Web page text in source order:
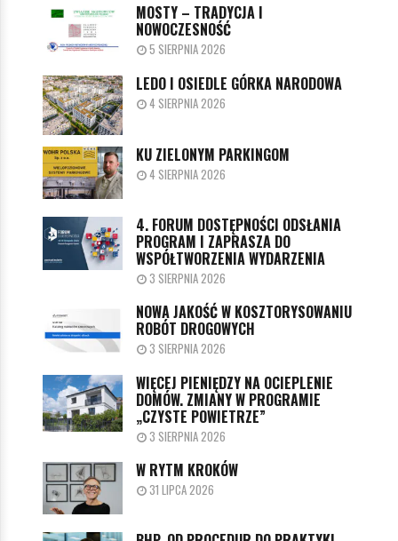
MOSTY – TRADYCJA I
NOWOCZESNOŚĆ
5 SIERPNIA 2026
LEDO I OSIEDLE GÓRKA NARODOWA
4 SIERPNIA 2026
KU ZIELONYM PARKINGOM
4 SIERPNIA 2026
4. FORUM DOSTĘPNOŚCI ODSŁANIA
PROGRAM I ZAPRASZA DO
WSPÓŁTWORZENIA WYDARZENIA
3 SIERPNIA 2026
NOWA JAKOŚĆ W KOSZTORYSOWANIU
ROBÓT DROGOWYCH
3 SIERPNIA 2026
WIĘCEJ PIENIĘDZY NA OCIEPLENIE
DOMÓW. ZMIANY W PROGRAMIE
„CZYSTE POWIETRZE”
3 SIERPNIA 2026
W RYTM KROKÓW
31 LIPCA 2026